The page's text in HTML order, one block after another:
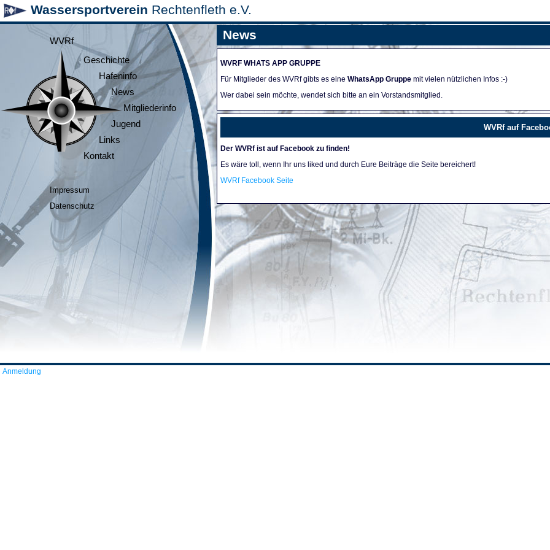
Wassersportverein Rechtenfleth e.V.
WVRf
Geschichte
Hafeninfo
News
Mitgliederinfo
Jugend
Links
Kontakt
Impressum
Datenschutz
News
WVRF WHATS APP GRUPPE
Für Mitglieder des WVRf gibts es eine WhatsApp Gruppe mit vielen nützlichen Infos :-)
Wer dabei sein möchte, wendet sich bitte an ein Vorstandsmitglied.
WVRf auf
Der WVRf ist auf Facebook zu finden!
Es wäre toll, wenn Ihr uns liked und durch Eure Beiträge die Seite bereichert!
WVRf Facebook Seite
Anmeldung